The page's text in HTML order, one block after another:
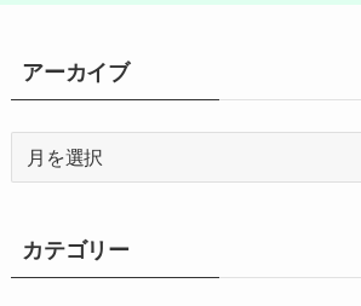
アーカイブ
ブ
カテゴリー